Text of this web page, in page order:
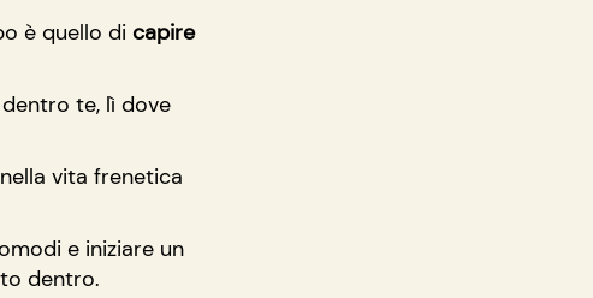
è quello di capire
te, lì dove
vita frenetica
e iniziare un
dentro.